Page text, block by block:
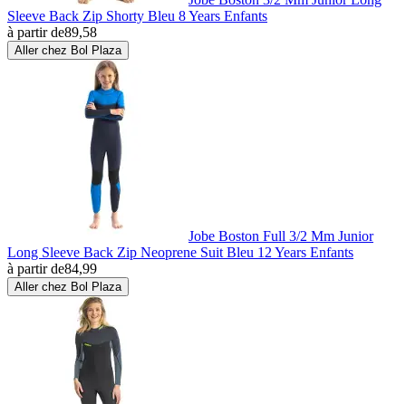
Sleeve Back Zip Shorty Bleu 8 Years Enfants
à partir de89,58
Aller chez Bol Plaza
Jobe Boston Full 3/2 Mm Junior
Long Sleeve Back Zip Neoprene Suit Bleu 12 Years Enfants
à partir de84,99
Aller chez Bol Plaza